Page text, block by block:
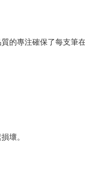
的專注確保了每支筆
壞。